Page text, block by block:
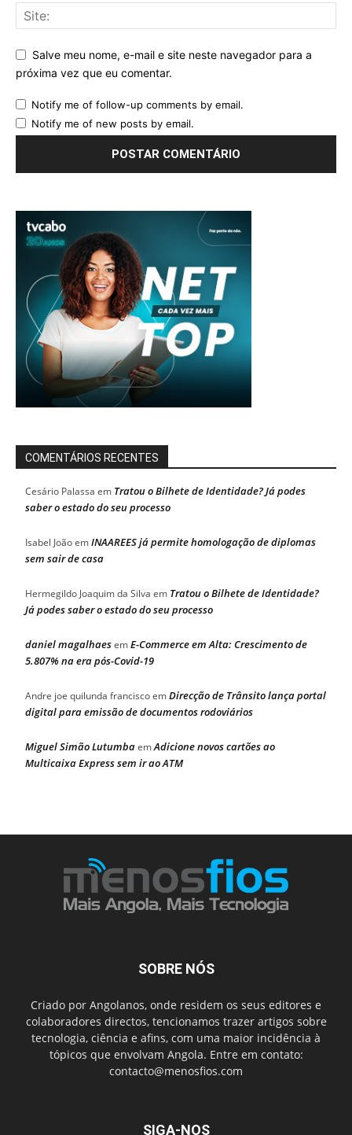
Salve meu nome, e-mail e site neste navegador para a
próxima vez que eu comentar.
Notify me of follow-up comments by email.
Notify me of new posts by email.
COMENTÁRIOS RECENTES
Cesário Palassa em Tratou o Bilhete de Identidade? Já podes
saber o estado do seu processo
Isabel JoãoemINAAREES já permite homologação de diplomas
sem sair de casa
Hermegildo Joaquim da Silva em Tratou o Bilhete de Identidade?
Já podes saber o estado do seu processo
daniel magalhaesemE-Commerce em Alta: Crescimento de
5.807% na era pós-Covid-19
Andre joe quilunda franciscoemDirecção de Trânsito lança portal
digital para emissão de documentos rodoviários
Miguel Simão LutumbaemAdicione novos cartões ao
Multicaixa Express sem ir ao ATM
SOBRE NÓS
Criado por Angolanos, onde residem os seus editores e
colaboradores directos, tencionamos trazer artigos sobre
tecnologia, ciência e afins, com uma maior incidência à
tópicos que envolvam Angola. Entre em contato:
contacto@menosfios.com
SIGA-NOS